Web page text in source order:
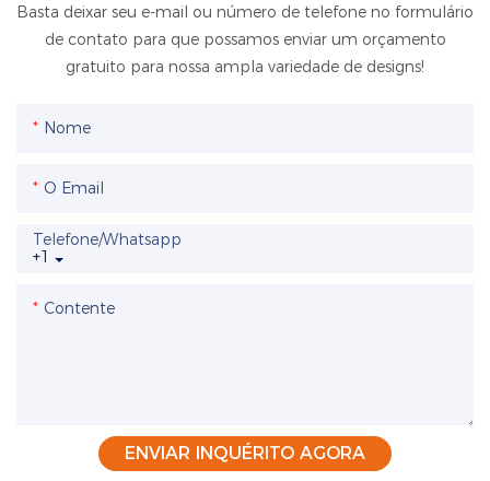
Basta deixar seu e-mail ou número de telefone no formulário
de contato para que possamos enviar um orçamento
gratuito para nossa ampla variedade de designs!
Nome
O Email
+1
Telefone/whatsapp
Contente
ENVIAR INQUÉRITO AGORA